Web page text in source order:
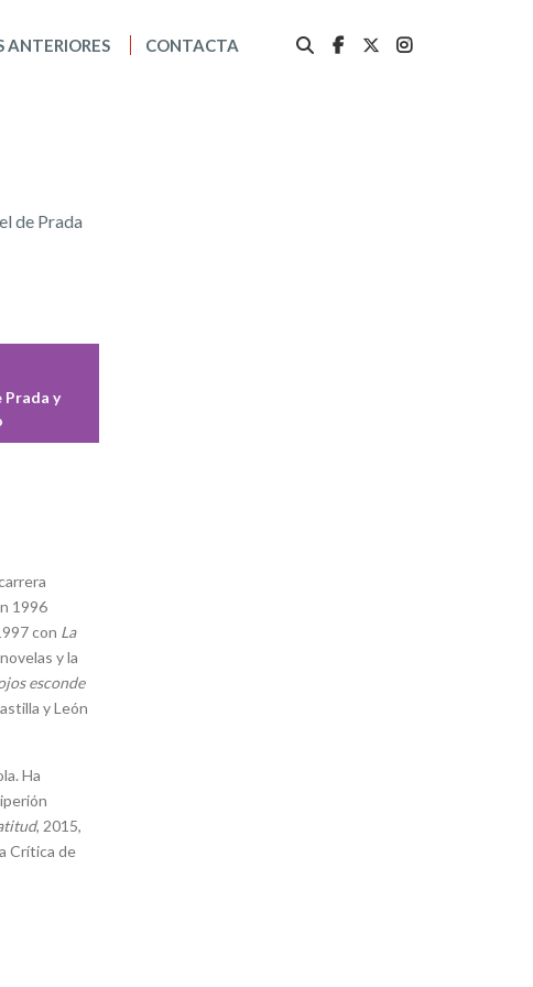
ANTERIORES CONTACTA
de Prada
Prada y
1996
con La
y la
esconde
y León
Ha
, 2015,
Crítica de